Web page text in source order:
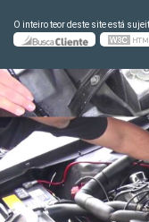
O inteiro teor deste site está